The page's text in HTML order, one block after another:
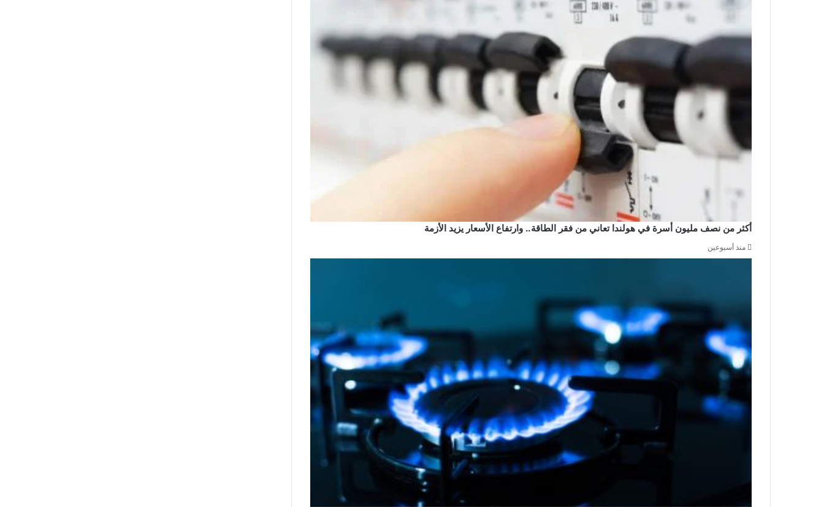
أكثر من نصف مليون أسرة في هولندا تعاني من فقر الطاقة.. وارتفاع الأسعار يزيد الأزمة
منذ أسبوعين